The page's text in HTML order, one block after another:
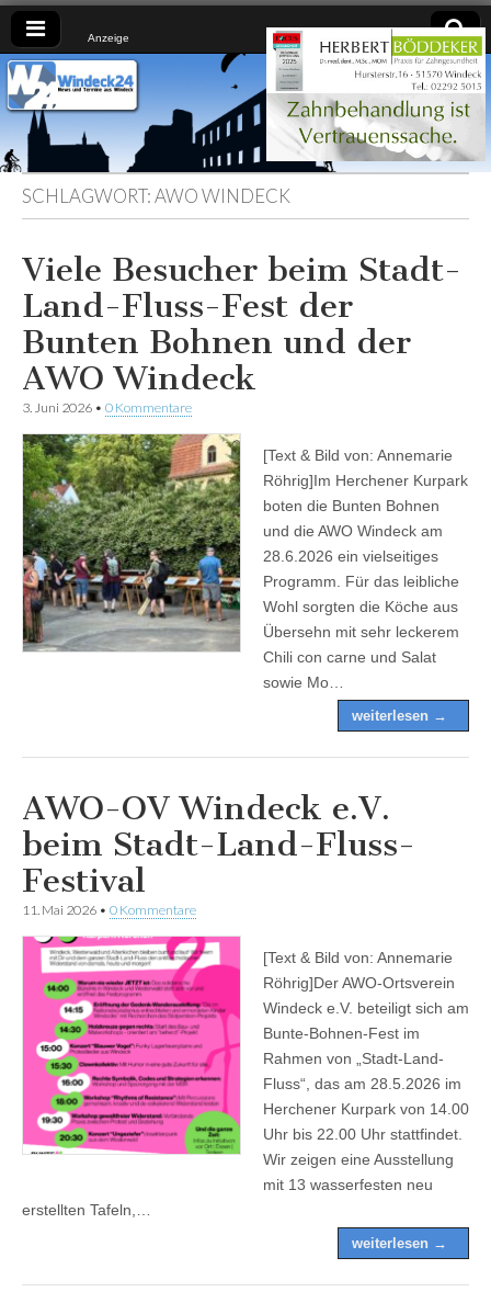
Anzeige
Windeck24
Nachrichten
aus dem
Ländchen
für das
Ländchen
SCHLAGWORT:AWO WINDECK
Viele Besucher beim Stadt-
Land-Fluss-Fest der
Bunten Bohnen und der
AWO Windeck
3. Juni 2026 • 0 Kommentare
[Text & Bild von: Annemarie
Röhrig]Im Herchener Kurpark
boten die Bunten Bohnen
und die AWO Windeck am
28.6.2026 ein vielseitiges
Programm. Für das leibliche
Wohl sorgten die Köche aus
Übersehn mit sehr leckerem
Chili con carne und Salat
sowie Mo…
weiterlesen →
AWO-OV Windeck e.V.
beim Stadt-Land-Fluss-
Festival
11. Mai 2026 • 0 Kommentare
[Text & Bild von: Annemarie
Röhrig]Der AWO-Ortsverein
Windeck e.V. beteiligt sich am
Bunte-Bohnen-Fest im
Rahmen von „Stadt-Land-
Fluss“, das am 28.5.2026 im
Herchener Kurpark von 14.00
Uhr bis 22.00 Uhr stattfindet.
Wir zeigen eine Ausstellung
mit 13 wasserfesten neu
erstellten Tafeln,…
weiterlesen →